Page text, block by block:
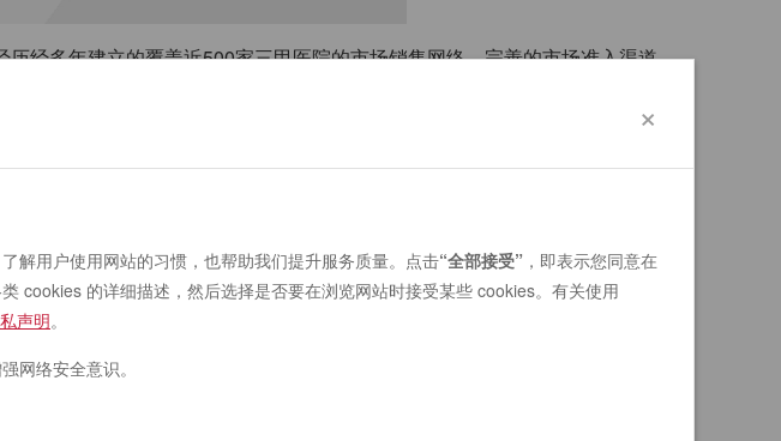
经多年建立的覆盖近500家三甲医院的市场销售网络，完善的市场准入渠道，
成功开展了TAVR术式推广应用后，又将临床培训要求更高及操作更复杂的经股
国心脏瓣膜疾病诊疗事业发展，为打造未来中国结构性心脏病综合诊疗平台奠定
生、未建立医生与患者对该疾病的有效认知、缺乏各类医保等提升支付能力的
是中国创新技术引领的，必须改变传统进口替代的零和博弈思路，启明医疗作
营销合作意向，双方将本着共同的目标与期望，携手解决创新技术在推广普及中
×
解用户使用网站的习惯，也帮助我们提升服务质量。点击“全部接受” ，即表示您同意在
cookies 的详细描述，然后选择是否要在浏览网站时接受某些 cookies。有关使用
声明。
网络安全意识。